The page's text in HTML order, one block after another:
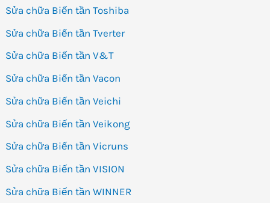
Sửa chữa Biến tần Toshiba
Sửa chữa Biến tần Tverter
Sửa chữa Biến tần V&T
Sửa chữa Biến tần Vacon
Sửa chữa Biến tần Veichi
Sửa chữa Biến tần Veikong
Sửa chữa Biến tần Vicruns
Sửa chữa Biến tần VISION
Sửa chữa Biến tần WINNER